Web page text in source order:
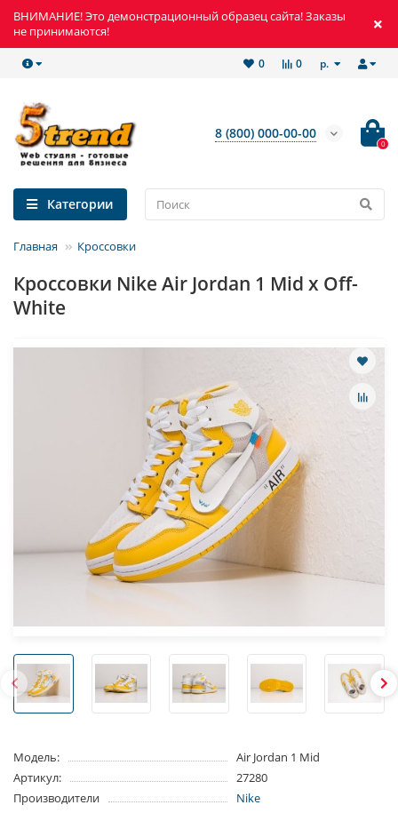
ВНИМАНИЕ! Это демонстрационный образец сайта! Заказы
не принимаются!
р.
0
0
8 (800) 000-00-00
0
Категории
Главная Кроссовки
Кроссовки Nike Air Jordan 1 Mid x Off-
White
Модель:
Air Jordan 1 Mid
Артикул:
27280
Производители
Nike